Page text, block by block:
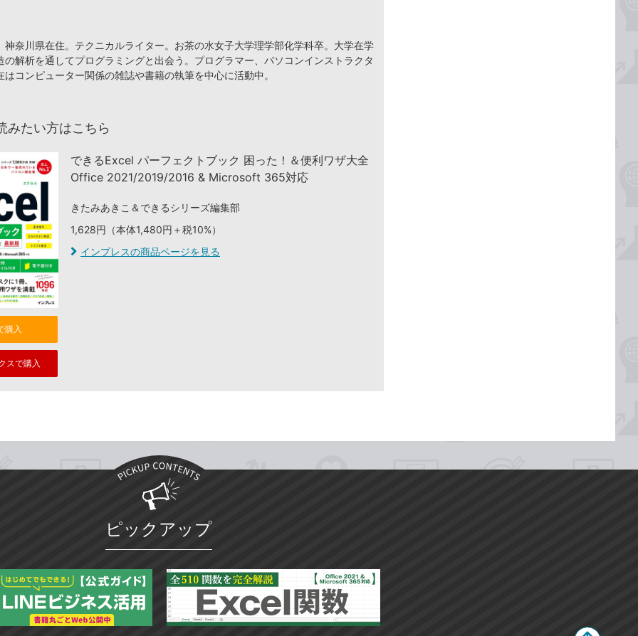
神奈川県在住。テクニカルライター。お茶の水女子大学理学部化学科卒。大学在学
の解析を通してプログラミングと出会う。プログラマー、パソコンインストラクタ
はコンピューター関係の雑誌や書籍の執筆を中心に活動中。
みたい方はこちら
できるExcel パーフェクトブック 困った！＆便利ワザ大全
Office 2021/2019/2016 & Microsoft 365対応
きたみあきこ＆できるシリーズ編集部
1,628円（本体1,480円＋税10%）
インプレスの商品ページを見る
購入
スで購入
ピックアップ